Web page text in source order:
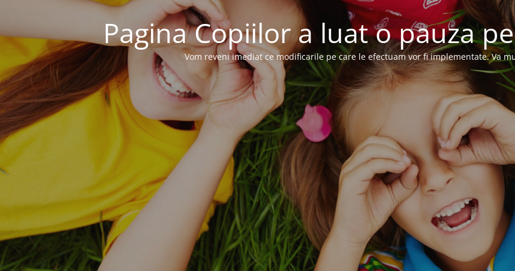
Pagina Copiilor a luat o pauza
Vom reveni imediat ce modificarile pe care le efectuam vor fi implementate. Va